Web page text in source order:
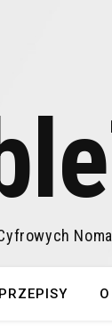
PRZEPISY